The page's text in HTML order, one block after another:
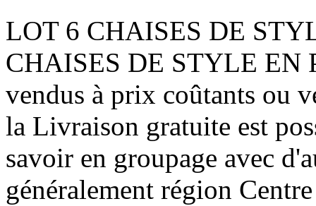
LOT 6 CHAISES DE
CHAISES DE STYLE EN
vendus à prix coûtants ou
la Livraison gratuite est
savoir en groupage avec
généralement région